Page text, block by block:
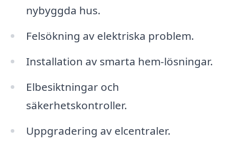
nybyggda hus.
Felsökning av elektriska problem.
Installation av smarta hem-lösningar.
Elbesiktningar och
säkerhetskontroller.
Uppgradering av elcentraler.